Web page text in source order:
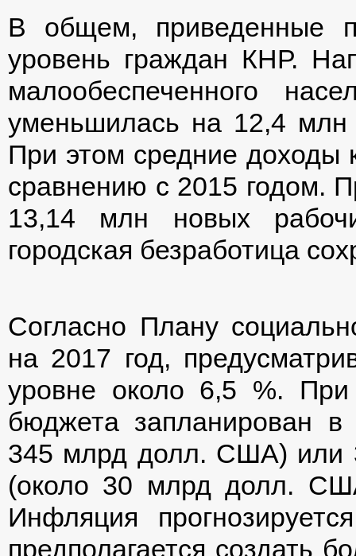
В общем, приведенные
уровень граждан КНР.
малообеспеченного
уменьшилась на 12,4
При этом средние доходы
сравнению с 2015 годом.
13,14 млн новых
городская безработица
Согласно Плану
на 2017 год,
уровне около 6,5 %. При
бюджета запланирован
345 млрд долл. США) или
(около 30 млрд долл.
Инфляция
предполагается создать